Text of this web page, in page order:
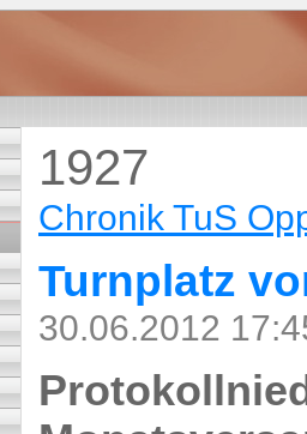
1927
Chronik TuS
Turnplatz
30.06.2012